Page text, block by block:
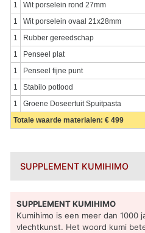
1
Wit porselein rond 27mm
1
Wit porselein ovaal 21x28mm
1
Rubber gereedschap
1
Penseel plat
1
Penseel fijne punt
1
Stabilo potlood
1
Groene Doseertuit Spuitpasta
Totale waarde materialen: € 499
SUPPLEMENT KUMIHIMO
SUPPLEMENT KUMIHIMO
Kumihimo is een meer dan 1000
vlechtkunst. Het woord kumi